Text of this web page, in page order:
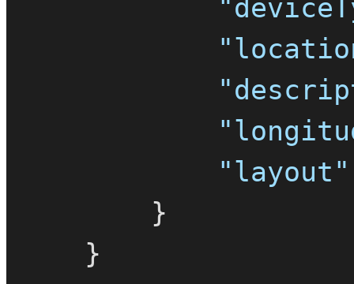
"layout"
}
}